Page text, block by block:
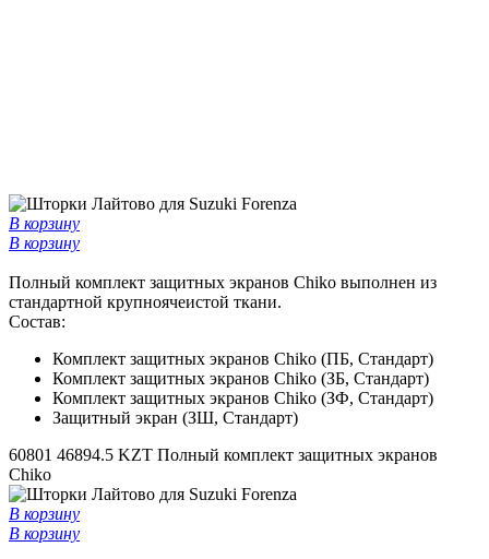
В корзину
В корзину
Полный комплект защитных экранов Chiko выполнен из
стандартной крупноячеистой ткани.
Состав:
Комплект защитных экранов Chiko (ПБ, Стандарт)
Комплект защитных экранов Chiko (ЗБ, Стандарт)
Комплект защитных экранов Chiko (ЗФ, Стандарт)
Защитный экран (ЗШ, Стандарт)
60801 46894.5 KZT Полный комплект защитных экранов
Chiko
В корзину
В корзину